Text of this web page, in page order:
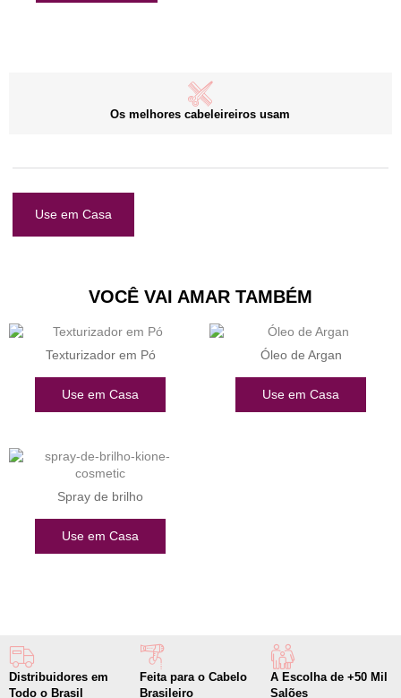
Os melhores cabeleireiros usam
Use em Casa
VOCÊ VAI AMAR TAMBÉM
Texturizador em Pó
Use em Casa
Óleo de Argan
Use em Casa
Spray de brilho
Use em Casa
Distribuidores em
Todo o Brasil
Feita para o Cabelo
Brasileiro
A Escolha de +50 Mil
Salões